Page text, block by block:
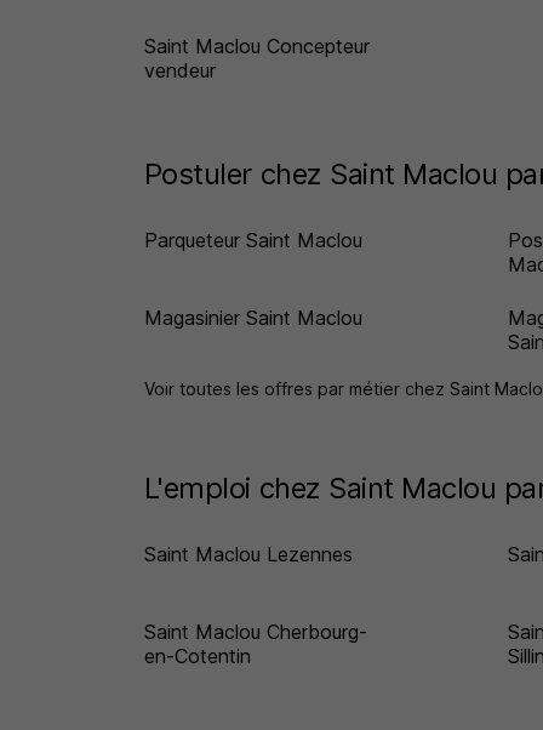
Saint Maclou Concepteur
vendeur
Postuler chez Saint Maclou
Parqueteur Saint Maclou
Magasinier Saint Maclou
Voir toutes les offres par métier chez Saint
L'emploi chez Saint Maclou
Saint Maclou Lezennes
Saint Maclou Cherbourg-
en-Cotentin